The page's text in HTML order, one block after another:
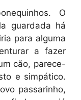
O
guardada há
para alguma
a fazer
cão, parece-
e simpático.
passarinho,